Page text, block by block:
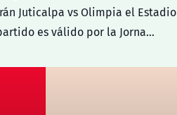
Juticalpa vs Olimpia el Estadio
es válido por la Jorna…